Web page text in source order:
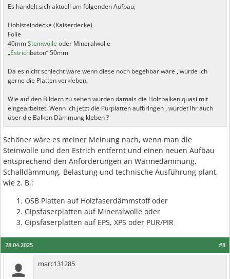
Es handelt sich aktuell um folgenden Aufbau;
Hohlsteindecke (Kaiserdecke)
Folie
40mmSteinwolle oder Mineralwolle
„Estrichbeton“ 50mm
Da es nicht schlecht wäre wenn diese noch begehbar wäre , würde ich
gerne die Platten verkleben.
Wie auf den Bildern zu sehen wurden damals die Holzbalken quasi mit
eingearbeitet. Wenn ich jetzt die Purplatten aufbringen , würdet ihr auch
über die Balken Dämmung kleben ?
Schöner wäre es meiner Meinung nach, wenn man die
Steinwolle und den Estrich entfernt und einen neuen Aufbau
entsprechend den Anforderungen an Wärmedämmung,
Schalldämmung, Belastung und technische Ausführung plant,
wie z. B.:
OSB Platten auf Holzfaserdämmstoff oder
Gipsfaserplatten auf Mineralwolle oder
Gipsfaserplatten auf EPS, XPS oder PUR/PIR
#8
28.04.2025
marc131285